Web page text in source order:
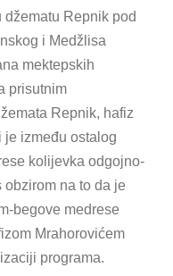
džematu Repnik pod
i Medžlisa
mektepskih
prisutnim
Repnik, hafiz
je između ostalog
kolijevka odgojno-
na to da je
begove medrese
Mrahorovićem
programa.